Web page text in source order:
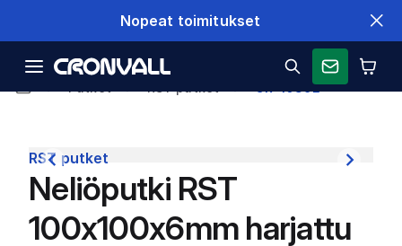
Nopeat toimitukset
CR-10392
RST putket
Neliöputki RST
100x100x6mm harjattu